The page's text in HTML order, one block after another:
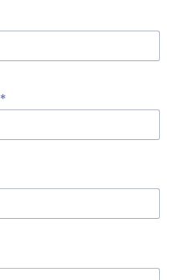
*